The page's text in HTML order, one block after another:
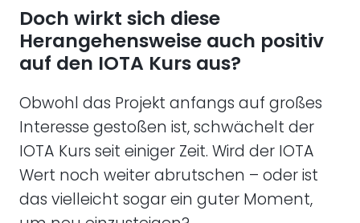
Doch wirkt sich diese
Herangehensweise auch positiv
auf den IOTA Kurs aus?
Obwohl das Projekt anfangs auf großes
Interesse gestoßen ist, schwächelt der
IOTA Kurs seit einiger Zeit. Wird der IOTA
Wert noch weiter abrutschen – oder ist
das vielleicht sogar ein guter Moment,